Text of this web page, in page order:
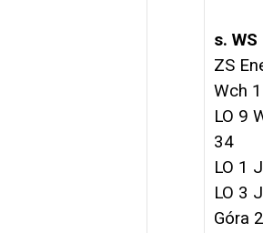
s. WS
ZS
Wch
LO 9
34
LO 1
LO 3
Góra